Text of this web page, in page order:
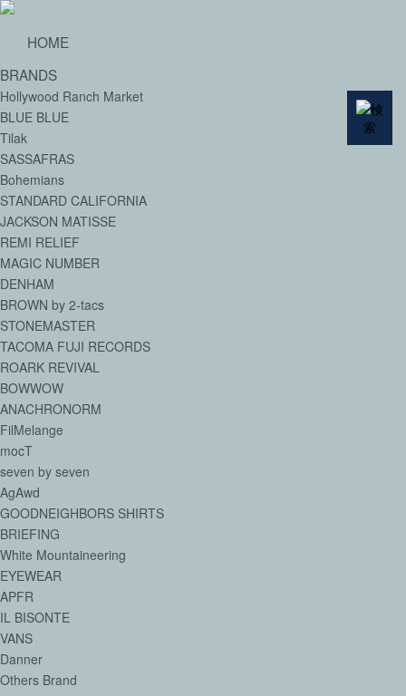
HOME
BRANDS
Hollywood Ranch Market
BLUE BLUE
Tilak
SASSAFRAS
Bohemians
STANDARD CALIFORNIA
JACKSON MATISSE
REMI RELIEF
MAGIC NUMBER
DENHAM
BROWN by 2-tacs
STONEMASTER
TACOMA FUJI RECORDS
ROARK REVIVAL
BOWWOW
ANACHRONORM
FilMelange
mocT
seven by seven
AgAwd
GOODNEIGHBORS SHIRTS
BRIEFING
White Mountaineering
EYEWEAR
APFR
IL BISONTE
VANS
Danner
Others Brand